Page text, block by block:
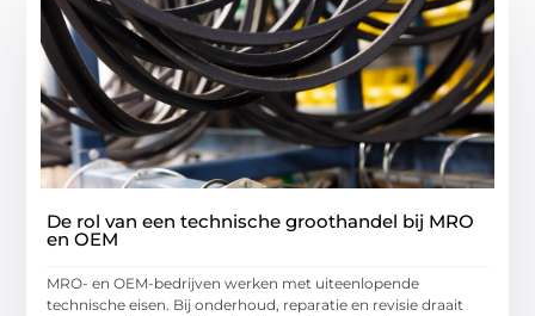
De rol van een technische groothandel bij MRO
en OEM
MRO- en OEM-bedrijven werken met uiteenlopende
technische eisen. Bij onderhoud, reparatie en revisie draait